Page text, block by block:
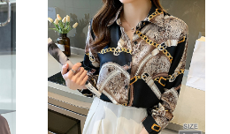
ド
カート タイトスカート フリルトッ
プス シースルートップス ミディ
アム ミモレ丈スカート ひざ丈 学
校行事 セットアップ オフィス ス
カート ミディアムスカート ペン
シルスカート OL オフィスカジュ
アル 結婚式 パーティー 卒業式
入学式 卒園式 入園式 お呼ばれ
ホワイト グリーン 10代 20代 3
0代 40代 C-WAW1077